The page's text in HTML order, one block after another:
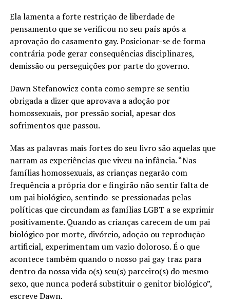
Ela lamenta a forte restrição de liberdade de
pensamento que se verificou no seu país após a
aprovação do casamento gay. Posicionar-se de forma
contrária pode gerar consequências disciplinares,
demissão ou perseguições por parte do governo.
Dawn Stefanowicz conta como sempre se sentiu
obrigada a dizer que aprovava a adoção por
homossexuais, por pressão social, apesar dos
sofrimentos que passou.
Mas as palavras mais fortes do seu livro são aquelas que
narram as experiências que viveu na infância. “Nas
famílias homossexuais, as crianças negarão com
frequência a própria dor e fingirão não sentir falta de
um pai biológico, sentindo-se pressionadas pelas
políticas que circundam as famílias LGBT a se exprimir
positivamente. Quando as crianças carecem de um pai
biológico por morte, divórcio, adoção ou reprodução
artificial, experimentam um vazio doloroso. É o que
acontece também quando o nosso pai gay traz para
dentro da nossa vida o(s) seu(s) parceiro(s) do mesmo
sexo, que nunca poderá substituir o genitor biológico”,
escreve Dawn.